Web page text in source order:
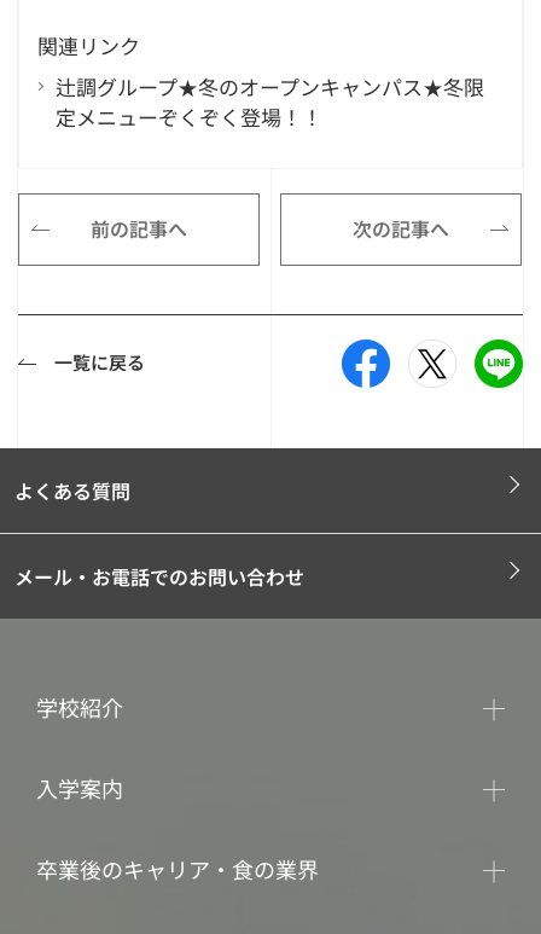
関連リンク
辻調グループ★冬のオープンキャンパス★冬限
定メニューぞくぞく登場！！
前の記事へ 次の記事へ
一覧に戻る
よくある質問
メール・お電話でのお問い合わせ
学校紹介
入学案内
卒業後のキャリア・食の業界